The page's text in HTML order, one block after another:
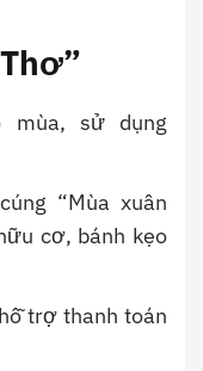
mùa, sử dụng
“Mùa xuân
cơ, bánh kẹo
trợ thanh toán